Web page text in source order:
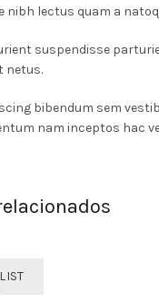
nibh lectus quam a
suspendisse
netus.
bibendum sem
nam inceptos hac